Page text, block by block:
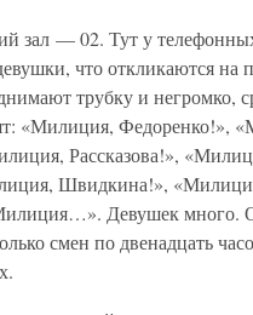
зал — 02. Тут у
что откликаются на
трубку и негромко,
«Милиция, Федоренко!»,
Рассказова!»,
Швидкина!»,
Девушек много.
смен по двенадцать